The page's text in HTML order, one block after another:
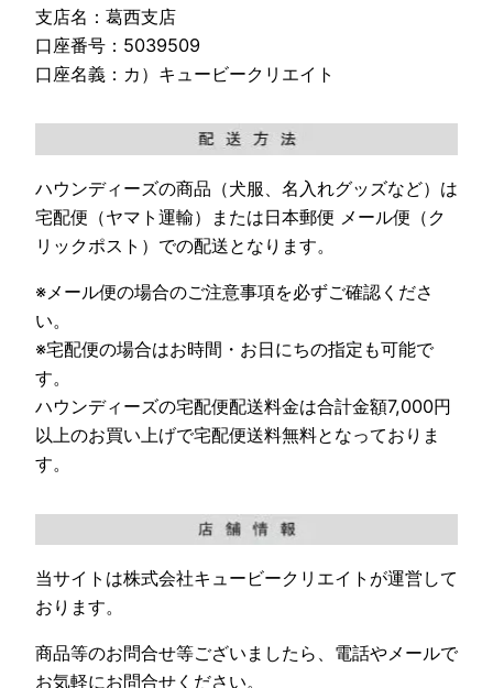
支店名：葛西支店
口座番号：5039509
口座名義：カ）キュービークリエイト
ハウンディーズの商品（犬服、名入れグッズなど）は
宅配便（ヤマト運輸）または日本郵便 メール便（ク
リックポスト）での配送となります。
※メール便の場合のご注意事項を必ずご確認くださ
い。
※宅配便の場合はお時間・お日にちの指定も可能で
す。
ハウンディーズの宅配便配送料金は合計金額7,000円
以上のお買い上げで宅配便送料無料となっておりま
す。
当サイトは株式会社キュービークリエイトが運営して
おります。
商品等のお問合せ等ございましたら、電話やメールで
お気軽にお問合せください。